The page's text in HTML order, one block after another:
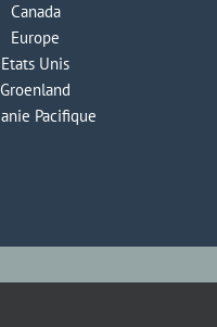
Canada
Europe
Etats Unis
Groenland
Pacifique